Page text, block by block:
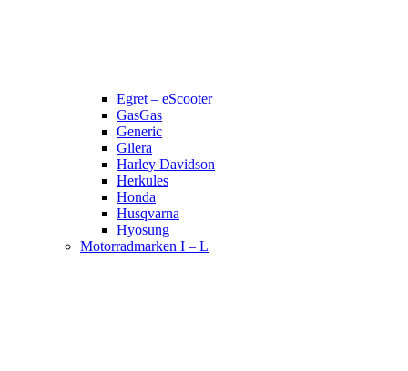
Egret – eScooter
GasGas
Generic
Gilera
Harley Davidson
Herkules
Honda
Husqvarna
Hyosung
Motorradmarken I – L